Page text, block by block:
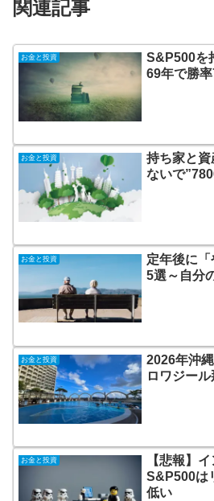
関連記事
お金と投資
S&P500を
69年で勝率
お金と投資
持ち家と資
ないで
お金と投資
定年後に「
5選～自分
お金と投資
2026年沖
ロワジー
お金と投資
【悲報】
S&P500は
低い